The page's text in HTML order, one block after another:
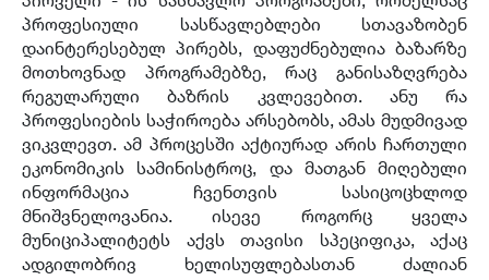
პროფესიული სასწავლებლები სთავაზობენ
დაინტერესებულ პირებს, დაფუძნებულია ბაზარზე
მოთხოვნად პროგრამებზე, რაც განისაზღვრება
რეგულარული ბაზრის კვლევებით. ანუ რა
პროფესიების საჭიროება არსებობს, ამას მუდმივად
ვიკვლევთ. ამ პროცესში აქტიურად არის ჩართული
ეკონომიკის სამინისტროც, და მათგან მიღებული
ინფორმაცია ჩვენთვის სასიცოცხლოდ
მნიშვნელოვანია. ისევე როგორც ყველა
მუნიციპალიტეტს აქვს თავისი სპეციფიკა, აქაც
ადგილობრივ ხელისუფლებასთან ძალიან